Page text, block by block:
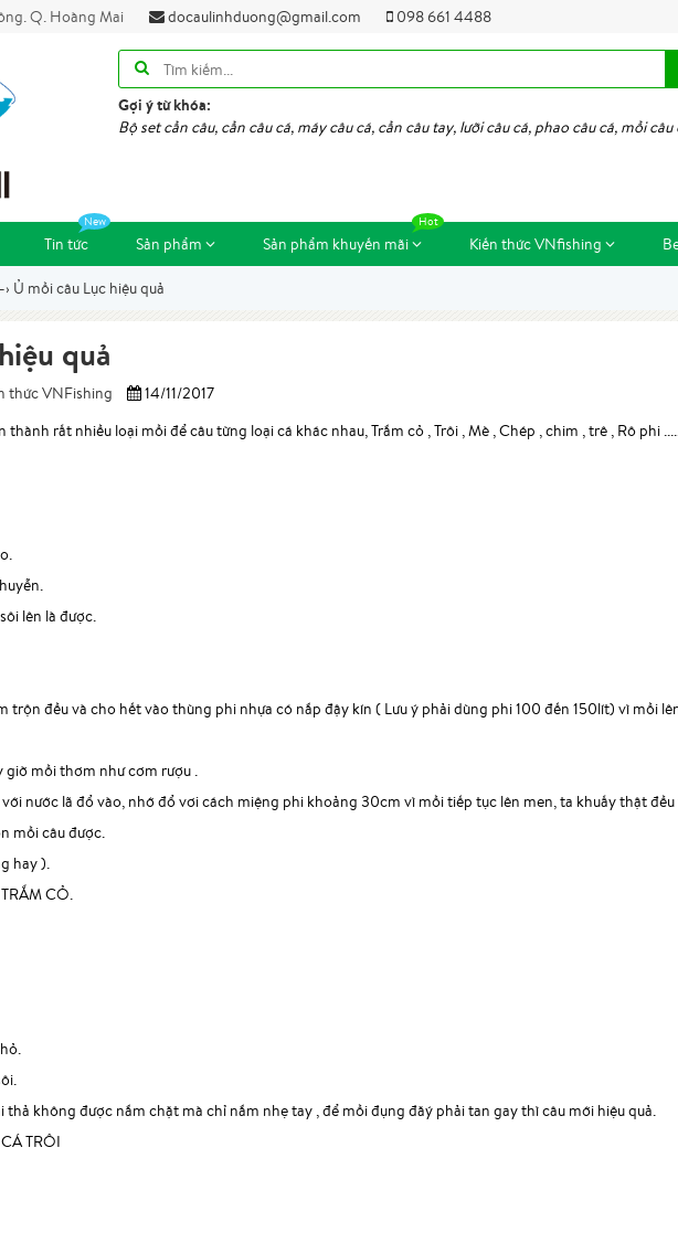
Q. Hoàng Mai docaulinhduong@gmail.com 098 661 4488
Gợi ý từ khóa:
Bộ set cần câu, cần câu cá, máy câu cá, cần câu tay, lưỡi câu cá, phao câu cá, mồi câu
Tin tức Sản phẩm Sản phẩm khuyến mãi Kiến thức VNfishing
Ủ mồi câu Lục hiệu quả
quả
thức VNFishing
14/11/2017
rất nhiều loại mồi để câu từng loại cá khác nhau, Trắm cỏ , Trôi , Mè , Chép , chim , trê , Rô phi
lên là được.
trộn đều và cho hết vào thùng phi nhựa có nắp đậy kín ( Lưu ý phải dùng phi 100 đến 150lít) vì mồi
giờ mồi thơm như cơm rượu .
với nước lã đổ vào, nhớ đổ vơi cách miệng phi khoảng 30cm vì mồi tiếp tục lên men, ta khuấy thật đều
mồi câu được.
hay ).
CỎ.
thả không được nắm chặt mà chỉ nắm nhẹ tay , để mồi đụng đăý phải tan gay thì câu mới hiệu quả.
TRÔI